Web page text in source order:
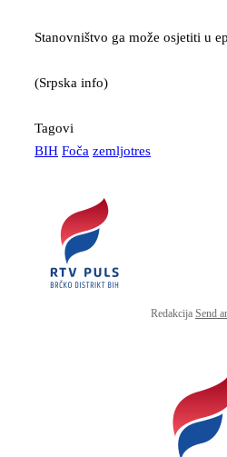
Stanovništvo ga može osjetiti u
(Srpska info)
Tagovi
BIH Foča zemljotres
Redakcija Send